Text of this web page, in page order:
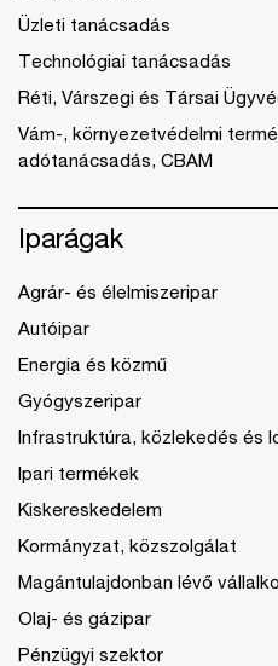
Üzleti tanácsadás
Technológiai tanácsadás
Réti, Várszegi és Társai
Vám-, környezetvédelmi
adótanácsadás, CBAM
Iparágak
Agrár- és élelmiszeripar
Autóipar
Energia és közmű
Gyógyszeripar
Infrastruktúra, közlekedés és
Ipari termékek
Kiskereskedelem
Kormányzat, közszolgálat
Magántulajdonban lévő
Olaj- és gázipar
Pénzügyi szektor